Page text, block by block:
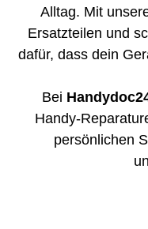
Alltag. Mit
Ersatzteilen und
dafür, dass dein
Bei
Handy-
persönlichen